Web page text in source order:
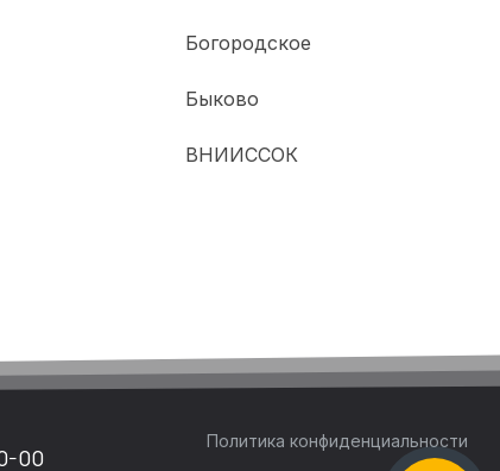
Богородское
Быково
ВНИИССОК
00
Политика конфиденциальности